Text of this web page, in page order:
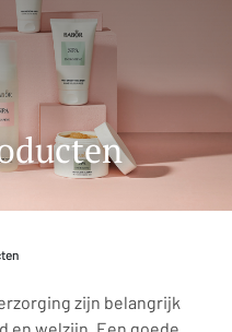
zijn belangrijk